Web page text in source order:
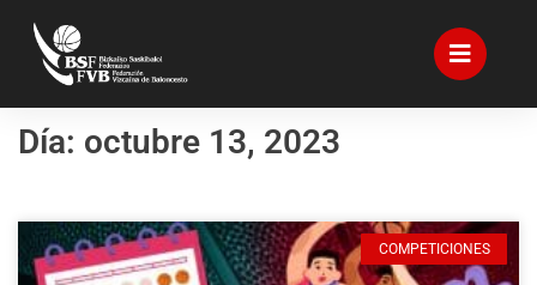
Día: octubre 13, 2023
COMPETICIONES